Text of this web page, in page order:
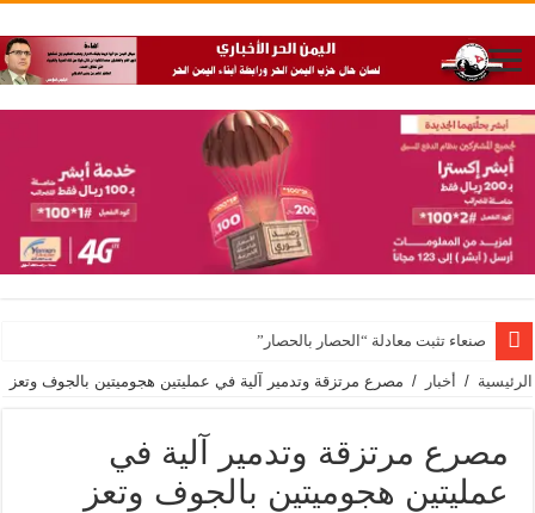
صنعاء تثبت معادلة “الحصار بالحصار”
الرئيسية / أخبار / مصرع مرتزقة وتدمير آلية في عمليتين هجوميتين بالجوف وتعز
مصرع مرتزقة وتدمير آلية في
عمليتين هجوميتين بالجوف وتعز